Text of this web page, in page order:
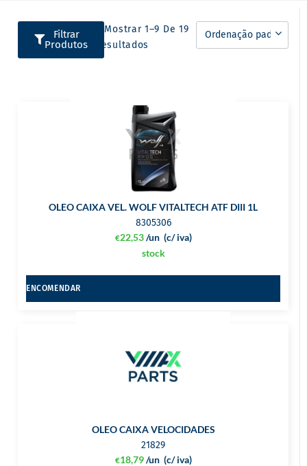
Filtrar
Produtos
A Mostrar 1–9 De 19
Resultados
OLEO CAIXA VEL. WOLF VITALTECH ATF DIII 1L
8305306
€22,53 (c/ iva)
/un
stock
ENCOMENDAR
OLEO CAIXA VELOCIDADES
21829
€18,79 (c/ iva)
/un